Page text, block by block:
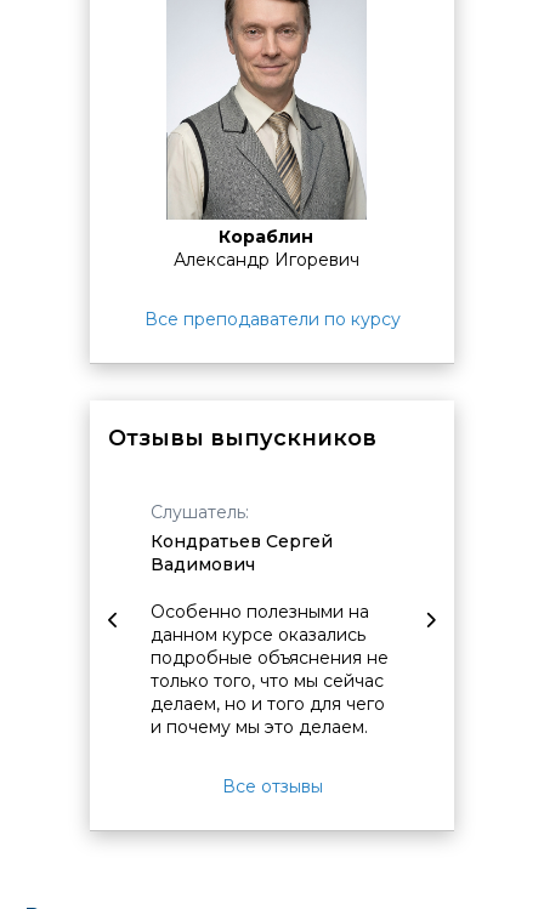
с 10:00 до 17:10:
с 9:00 до 10:00.
с 14:00 до 17:10:
с 13:15 до 14:00.
с 18:30 до 21:30:
с 17:10 до 17:55.
По завершении обучения проводится
Она может проходить в виде теста на
последнем занятии или основываться на результатах
выполнения практических заданий в ходе курса.
Кораблин
Александр Игоревич
Все преподаватели по курсу
Отзывы выпускников
Слушатель:
Кондратьев Сергей
Вадимович
Особенно полезными на
данном курсе оказались
подробные объяснения не
только того, что мы сейчас
делаем, но и того для чего
и почему мы это делаем.
Все отзывы